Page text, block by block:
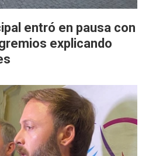
entró en pausa con
explicando